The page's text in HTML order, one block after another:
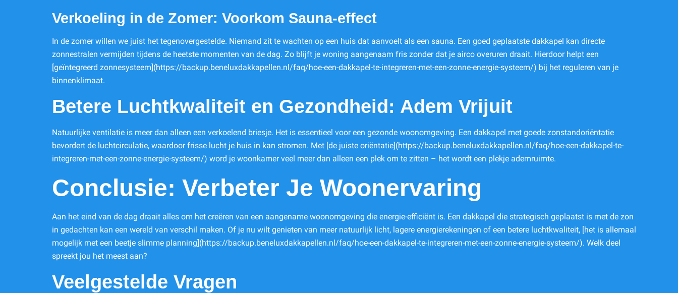
Verkoeling in de Zomer: Voorkom Sauna-effect
In de zomer willen we juist het tegenovergestelde. Niemand zit te wachten op een huis dat aanvoelt als een sauna. Een goed geplaatste dakkapel kan directe
zonnestralen vermijden tijdens de heetste momenten van de dag. Zo blijft je woning aangenaam fris zonder dat je airco overuren draait. Hierdoor helpt een
[geïntegreerd zonnesysteem](https://backup.beneluxdakkapellen.nl/faq/hoe-een-dakkapel-te-integreren-met-een-zonne-energie-systeem/) bij het reguleren van je
binnenklimaat.
Betere Luchtkwaliteit en Gezondheid: Adem Vrijuit
Natuurlijke ventilatie is meer dan alleen een verkoelend briesje. Het is essentieel voor een gezonde woonomgeving. Een dakkapel met goede zonstandoriëntatie
bevordert de luchtcirculatie, waardoor frisse lucht je huis in kan stromen. Met [de juiste oriëntatie](https://backup.beneluxdakkapellen.nl/faq/hoe-een-dakkapel-te-
integreren-met-een-zonne-energie-systeem/) word je woonkamer veel meer dan alleen een plek om te zitten – het wordt een plekje ademruimte.
Conclusie: Verbeter Je Woonervaring
Aan het eind van de dag draait alles om het creëren van een aangename woonomgeving die energie-efficiënt is. Een dakkapel die strategisch geplaatst is met de zon
in gedachten kan een wereld van verschil maken. Of je nu wilt genieten van meer natuurlijk licht, lagere energierekeningen of een betere luchtkwaliteit, [het is allemaal
mogelijk met een beetje slimme planning](https://backup.beneluxdakkapellen.nl/faq/hoe-een-dakkapel-te-integreren-met-een-zonne-energie-systeem/). Welk deel
spreekt jou het meest aan?
Veelgestelde Vragen